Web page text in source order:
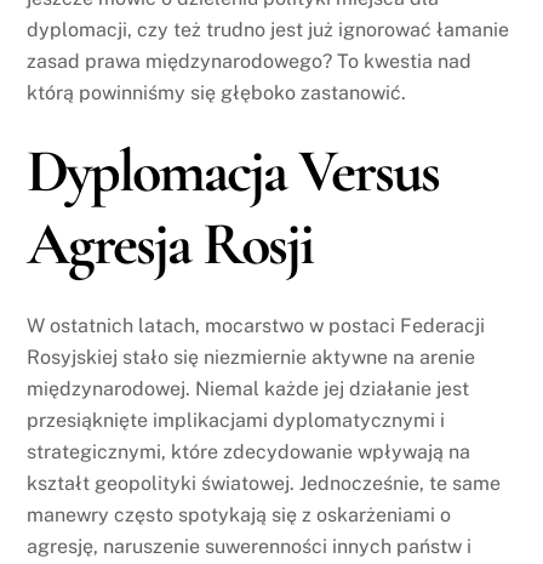
dyplomacji, czy też trudno jest już ignorować łamanie
zasad prawa międzynarodowego? To kwestia nad
którą powinniśmy się głęboko zastanowić.
Dyplomacja Versus
Agresja Rosji
W ostatnich latach, mocarstwo w postaci Federacji
Rosyjskiej stało się niezmiernie aktywne na arenie
międzynarodowej. Niemal każde jej działanie jest
przesiąknięte implikacjami dyplomatycznymi i
strategicznymi, które zdecydowanie wpływają na
kształt geopolityki światowej. Jednocześnie, te same
manewry często spotykają się z oskarżeniami o
agresję, naruszenie suwerenności innych państw i